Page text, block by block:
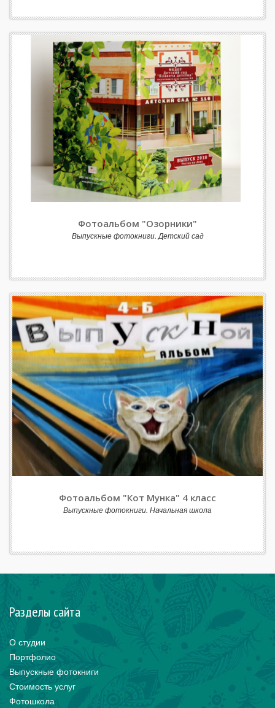
Фотоальбом "Озорники"
Выпускные фотокниги. Детский сад
Фотоальбом "Кот Мунка" 4 класс
Выпускные фотокниги. Начальная школа
Разделы сайта
О студии
Портфолио
Выпускные фотокниги
Стоимость услуг
Фотошкола